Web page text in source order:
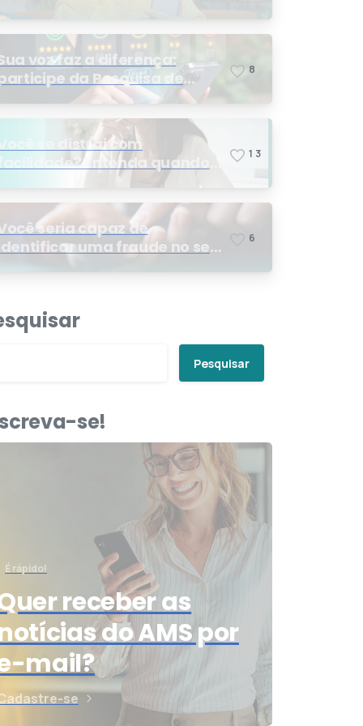
voz faz a diferença:
da Pesquisa de
2026
8
se distrai com
Entenda quando
sinais podem indicar TDAH
1 3
seria capaz de
uma fraude no seu
de saúde?
6
Pesquisar
se!
É rápido!
receber as
do AMS por
mail?
se